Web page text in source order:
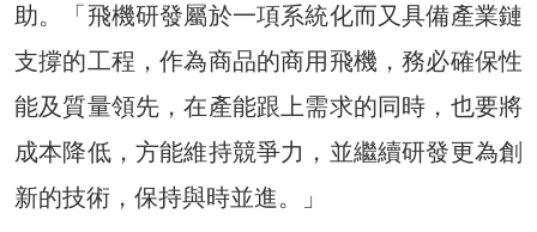
助。「飛機研發屬於一項系統化而又具備產業鏈
支撐的工程，作為商品的商用飛機，務必確保性
能及質量領先，在產能跟上需求的同時，也要將
成本降低，方能維持競爭力，並繼續研發更為創
新的技術，保持與時並進。」